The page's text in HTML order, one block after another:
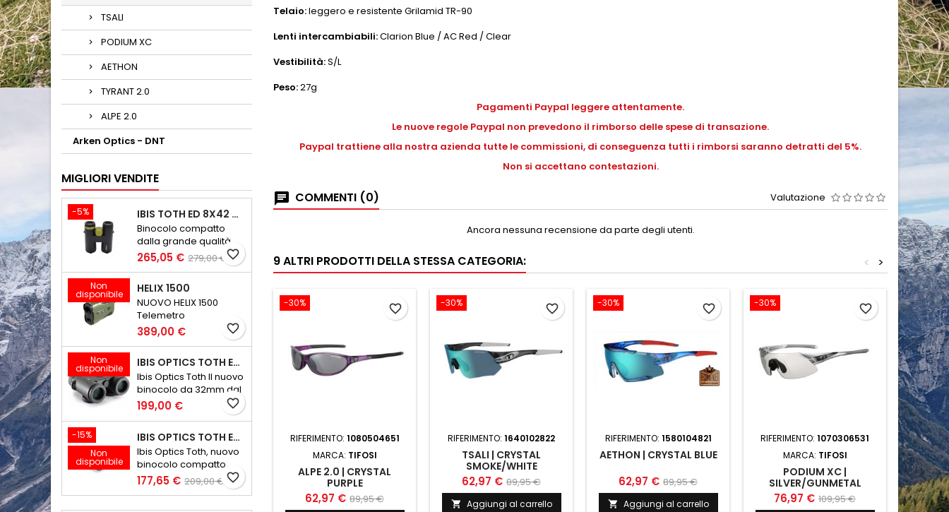
TSALI
PODIUM XC
AETHON
TYRANT 2.0
ALPE 2.0
Arken Optics - DNT
MIGLIORI VENDITE
-5% IBIS TOTH ED 8X42 GEN III
Binocolo compatto
dalla grande qualità
ottica
265,05 € 279,00 €favorite_border
Non
disponibile HELIX 1500
NUOVO HELIX 1500
Telemetro
Ultraleggero e
Compatto
389,00 € favorite_border
Non
disponibile IBIS OPTICS TOTH ED 8X32 V2
Ibis Optics Toth Il nuovo
binocolo da 32mm dal
peso minore di 600
grammi
199,00 € favorite_border
-15%
Non
disponibile
IBIS OPTICS TOTH ED 10X32 V2
Ibis Optics Toth, nuovo
binocolo compatto
177,65 € 209,00 € favorite_border
Telaio:leggero e resistente Grilamid TR-90
Lenti intercambiabili:Clarion Blue / AC Red / Clear
Vestibilità:S/L
Peso:27g
Pagamenti Paypal leggere attentamente.
Le nuove regole Paypal non prevedono il rimborso delle spese di transazione.
Paypal trattiene alla nostra azienda tutte le commissioni, di conseguenza tutti i rimborsi saranno detratti del 5%.
Non si accettano contestazioni.
COMMENTI (0) Valutazione
Ancora nessuna recensione da parte degli utenti.
9 ALTRI PRODOTTI DELLA STESSA CATEGORIA: >
<
-30%
RIFERIMENTO: 1080504651
MARCA: TIFOSI
ALPE 2.0 | CRYSTAL
PURPLE
62,97 € 89,95 €
favorite_border -30%
RIFERIMENTO: 1640102822
TSALI | CRYSTAL
SMOKE/WHITE
62,97 € 89,95 €
 Aggiungi al carrello
favorite_border -30%
RIFERIMENTO: 1580104821
AETHON | CRYSTAL BLUE
62,97 € 89,95 €
 Aggiungi al carrello
favorite_border -30%
RIFERIMENTO: 1070306531
MARCA: TIFOSI
PODIUM XC |
SILVER/GUNMETAL
76,97 € 109,95 €
favorite_border -30%
TSALI
